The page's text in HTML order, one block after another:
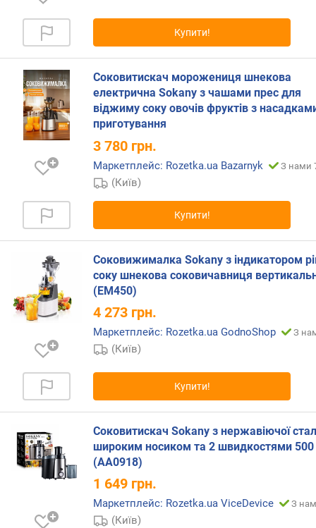
л
м
)
в
а
г
(
г
Купити!
Соковитискач морожениця шнекова
електрична Sokany з чашами прес для
віджиму соку овочів фруктів з
приготування
3 780 грн.
Маркетплейс: Rozetka.ua Bazarnyk З нами
(Київ)
Купити!
Соковижималка Sokany з індикатором
соку шнекова соковичавниця
(EM450)
4 273 грн.
Маркетплейс: Rozetka.ua GodnoShop З
(Київ)
Купити!
Соковитискач Sokany з нержавіючої
широким носиком та 2 швидкостями 500
(AA0918)
1 649 грн.
Маркетплейс: Rozetka.ua ViceDevice З
(Київ)